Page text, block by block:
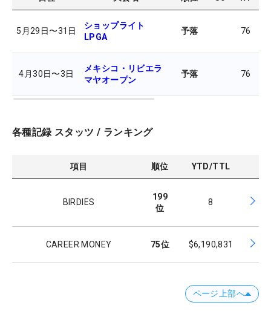
5月29日〜31日
ショップライト
LPGA
予落 76
4月30日〜3日
メキシコ・リビエラ
マヤオープン
予落 76
各種記録 スタッツ / ランキング
項目 順位 YTD/TTL
BIRDIES
199
位
8
CAREER MONEY 75位 $6,190,831
ページ上部へ